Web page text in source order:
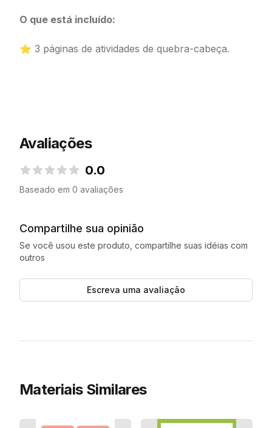
O que está incluído:
⭐ 3 páginas de atividades de quebra-cabeça.
Avaliações
0.0
Baseado em 0 avaliações
Compartilhe sua opinião
Se você usou este produto, compartilhe suas idéias com
outros
Escreva uma avaliação
Materiais Similares